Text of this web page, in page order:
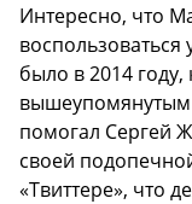
Интересно, что
воспользоваться
было в 2014 году,
помогал Сергей
своей
«Твиттере», что